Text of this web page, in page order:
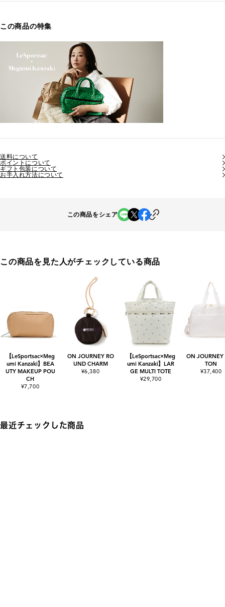
この商品の特集
送料について
ポイントについて
ギフト包装について
お手入れ方法について
この商品をシェア
この商品を見た人がチェックしている商品
【LeSportsac×Meg
umi Kanzaki】BEA
UTY MAKEUP POU
CH
¥7,700
ON JOURNEY RO
UND CHARM
¥6,380
【LeSportsac×Meg
umi Kanzaki】LAR
GE MULTI TOTE
¥29,700
ON JOURNEY
TON
¥37,400
最近チェックした商品